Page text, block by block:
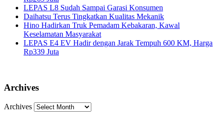
LEPAS L8 Sudah Sampai Garasi Konsumen
Daihatsu Terus Tingkatkan Kualitas Mekanik
Hino Hadirkan Truk Pemadam Kebakaran, Kawal
Keselamatan Masyarakat
LEPAS E4 EV Hadir dengan Jarak Tempuh 600 KM, Harga
Rp339 Juta
Archives
Archives